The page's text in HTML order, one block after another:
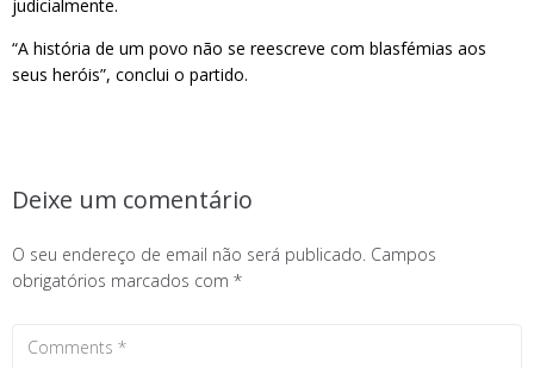
judicialmente.
“A história de um povo não se reescreve com blasfémias aos
seus heróis”, conclui o partido.
Deixe um comentário
O seu endereço de email não será publicado. Campos
obrigatórios marcados com *